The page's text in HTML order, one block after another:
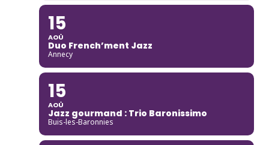
15
AOÛ
Duo French’ment Jazz
Annecy
15
AOÛ
Jazz gourmand : Trio Baronissimo
Buis-les-Baronnies